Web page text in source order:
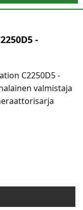
-
C2250D5 -
valmistaja